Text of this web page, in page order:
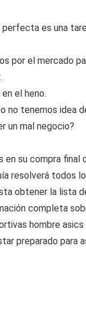
es una
por el mercado
el heno.
no tenemos idea
un mal negocio?
su compra
resolverá todos
obtener la lista
completa
hombre
preparado para